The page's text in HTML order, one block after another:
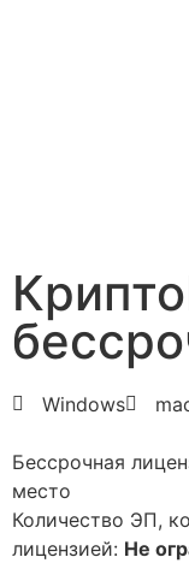
Windows
Бессрочная
место
Количество ЭП,
лицензией: Не